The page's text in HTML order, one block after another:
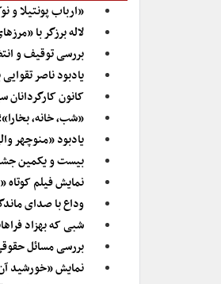
«ارباب پونتیلا و
لاله برزگر با
بررسی توقیف و انتظار ۶ ساله اکران
یادبود ناصر
کانون کارگردانان
«شب، خانه،
یادبود «منوچهر
بیست و یکمین
نمایش فیلم کوتاه «voice» در جشنواره فیلم تصویر
وداع با صدای
شبی که بهزاد
بررسی مسائل
نمایش «خورشید